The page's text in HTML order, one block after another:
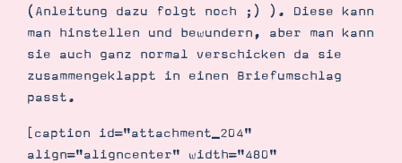
Kontakt
(Anleitung dazu folgt noch ;) ). Diese kann
man hinstellen und bewundern, aber man kann
sie auch ganz normal verschicken da sie
zusammengeklappt in einen Briefumschlag
passt.
[caption id="attachment_204"
align="aligncenter" width="480"